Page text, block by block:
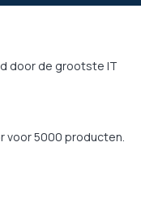
door de grootste IT
voor 5000 producten.